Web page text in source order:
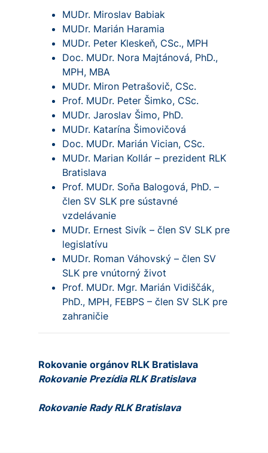
MUDr. Miroslav Babiak
MUDr. Marián Haramia
MUDr. Peter Kleskeň, CSc., MPH
Doc. MUDr. Nora Majtánová, PhD.,
MPH, MBA
MUDr. Miron Petrašovič, CSc.
Prof. MUDr. Peter Šimko, CSc.
MUDr. Jaroslav Šimo, PhD.
MUDr. Katarína Šimovičová
Doc. MUDr. Marián Vician, CSc.
MUDr. Marian Kollár – prezident RLK
Bratislava
Prof. MUDr. Soňa Balogová, PhD. –
člen SV SLK pre sústavné
vzdelávanie
MUDr. Ernest Sivík – člen SV SLK pre
legislatívu
MUDr. Roman Váhovský – člen SV
SLK pre vnútorný život
Prof. MUDr. Mgr. Marián Vidiščák,
PhD., MPH, FEBPS – člen SV SLK pre
zahraničie
Rokovanie orgánov RLK Bratislava
Rokovanie Prezídia RLK Bratislava
Rokovanie Rady RLK Bratislava